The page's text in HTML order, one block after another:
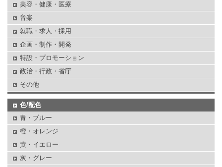
美容・健康・医療
音楽
就職・求人・採用
企画・制作・開発
特設・プロモーション
政治・行政・省庁
その他
色/配色
青・ブルー
橙・オレンジ
黄・イエロー
灰・グレー